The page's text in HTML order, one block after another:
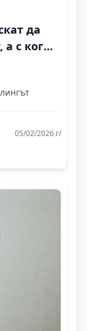
да
с кого
05/02/2026 г/